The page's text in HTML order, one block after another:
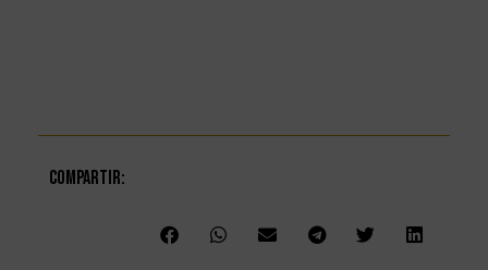
Compartir: